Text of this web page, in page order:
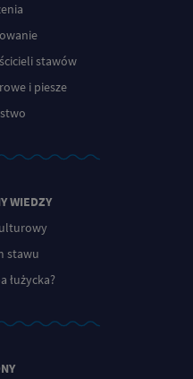
stawów
i piesze
WIEDZY
stawu
łużycka?